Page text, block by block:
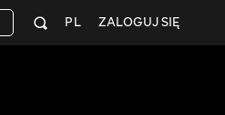
ZALOGUJ SIĘ
PL